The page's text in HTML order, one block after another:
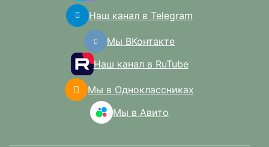
Наш канал в Telegram
Мы ВКонтакте
Наш канал в RuTube
Мы в Одноклассниках
Мы в Авито